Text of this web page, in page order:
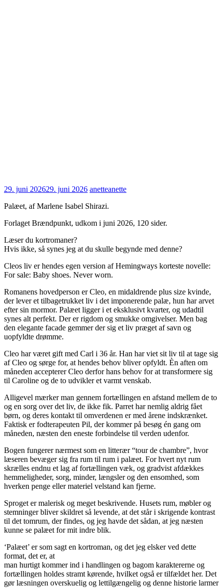
29. juni 202629. juni 2026 anetteanette
Palæet, af Marlene Isabel Shirazi.
Forlaget Brændpunkt, udkom i juni 2026, 120 sider.
Læser du kortromaner?
Hvis ikke, så synes jeg at du skulle begynde med denne?
Cleos liv er hendes egen version af Hemingways korteste novelle:
For sale: Baby shoes. Never worn.
Romanens hovedperson er Cleo, en midaldrende plus size kvinde,
der lever et tilbagetrukket liv i det imponerende palæ, hun har arvet
efter sin mormor. Palæet ligger i et eksklusivt kvarter, og udadtil
synes alt perfekt. Der er rigdom og smukke omgivelser. Men bag
den elegante facade gemmer der sig et liv præget af savn og
uopfyldte drømme.
Cleo har været gift med Carl i 36 år. Han har viet sit liv til at tage sig
af Cleo og sørge for, at hendes behov bliver opfyldt. Èn aften om
måneden accepterer Cleo derfor hans behov for at transformere sig
til Caroline og de to udvikler et varmt venskab.
Alligevel mærker man gennem fortællingen en afstand mellem de to
og en sorg over det liv, de ikke fik. Parret har nemlig aldrig fået
børn, og deres kontakt til omverdenen er med årene indskrænket.
Faktisk er fodterapeuten Pil, der kommer på besøg én gang om
måneden, næsten den eneste forbindelse til verden udenfor.
Bogen fungerer nærmest som en litterær “tour de chambre”, hvor
læseren bevæger sig fra rum til rum i palæet. For hvert nyt rum
skrælles endnu et lag af fortællingen væk, og gradvist afdækkes
hemmeligheder, sorg, minder, længsler og den ensomhed, som
hverken penge eller materiel velstand kan fjerne.
Sproget er malerisk og meget beskrivende. Husets rum, møbler og
stemninger bliver skildret så levende, at det står i skrigende kontrast
til det tomrum, der findes, og jeg havde det sådan, at jeg næsten
kunne se palæet for mit indre blik.
‘Palæet’ er som sagt en kortroman, og det jeg elsker ved dette
format, det er, at
man hurtigt kommer ind i handlingen og bagom karaktererne og
fortællingen holdes stramt kørende, hvilket også er tilfældet her. Det
gør læsningen overskuelig og lettilgængelig og denne historie larmer